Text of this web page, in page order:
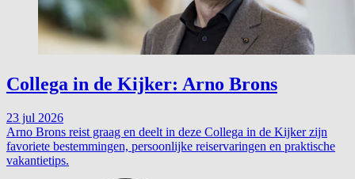
Collega in de Kijker: Arno Brons
23 jul 2026
Arno Brons reist graag en deelt in deze Collega in de Kijker zijn
favoriete bestemmingen, persoonlijke reiservaringen en praktische
vakantietips.